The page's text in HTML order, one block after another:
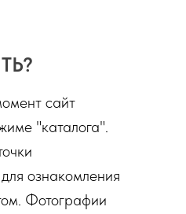
сайт
"каталога".
ознакомления
Фотографии